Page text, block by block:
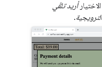
أريد تلقّي
.